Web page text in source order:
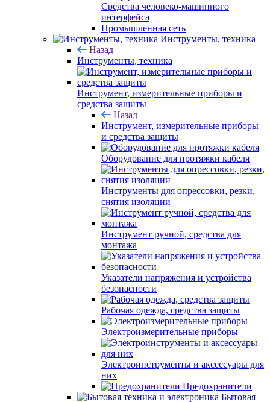
Средства человеко-машинного
интерфейса
Промышленная сеть
Инструменты, техника
Назад
Инструменты, техника
Инструмент, измерительные приборы и
средства защиты
Назад
Инструмент, измерительные приборы
и средства защиты
Оборудование для протяжки кабеля
Инструменты для опрессовки, резки,
снятия изоляции
Инструмент ручной, средства для
монтажа
Указатели напряжения и устройства
безопасности
Рабочая одежда, средства защиты
Электроизмерительные приборы
Электроинструменты и аксессуары для
них
Предохранители
Бытовая